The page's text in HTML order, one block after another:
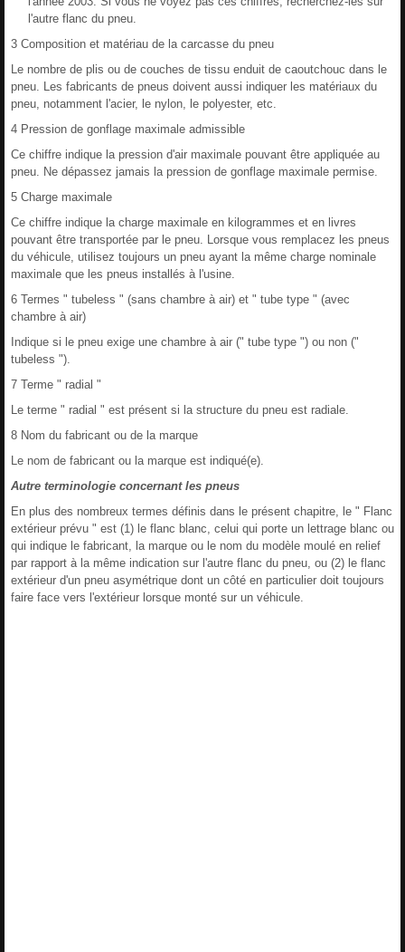
l'autre flanc du pneu.
3 Composition et matériau de la carcasse du pneu
Le nombre de plis ou de couches de tissu enduit de caoutchouc dans le
pneu. Les fabricants de pneus doivent aussi indiquer les matériaux du
pneu, notamment l'acier, le nylon, le polyester, etc.
4 Pression de gonflage maximale admissible
Ce chiffre indique la pression d'air maximale pouvant être appliquée au
pneu. Ne dépassez jamais la pression de gonflage maximale permise.
5 Charge maximale
Ce chiffre indique la charge maximale en kilogrammes et en livres
pouvant être transportée par le pneu. Lorsque vous remplacez les pneus
du véhicule, utilisez toujours un pneu ayant la même charge nominale
maximale que les pneus installés à l'usine.
6 Termes " tubeless " (sans chambre à air) et " tube type " (avec
chambre à air)
Indique si le pneu exige une chambre à air (" tube type ") ou non ("
tubeless ").
7 Terme " radial "
Le terme " radial " est présent si la structure du pneu est radiale.
8 Nom du fabricant ou de la marque
Le nom de fabricant ou la marque est indiqué(e).
Autre terminologie concernant les pneus
En plus des nombreux termes définis dans le présent chapitre, le " Flanc
extérieur prévu " est (1) le flanc blanc, celui qui porte un lettrage blanc ou
qui indique le fabricant, la marque ou le nom du modèle moulé en relief
par rapport à la même indication sur l'autre flanc du pneu, ou (2) le flanc
extérieur d'un pneu asymétrique dont un côté en particulier doit toujours
faire face vers l'extérieur lorsque monté sur un véhicule.